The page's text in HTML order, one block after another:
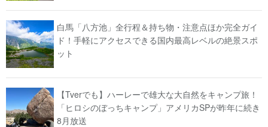
白馬「八方池」全行程＆持ち物・注意点ほか完全ガイ
ド！手軽にアクセスできる国内最高レベルの絶景スポ
ット
【Tverでも】ハーレーで雄大な大自然をキャンプ旅！
「ヒロシのぼっちキャンプ」アメリカSPが昨年に続き
8月放送